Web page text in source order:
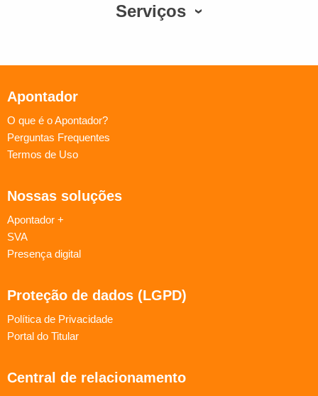
Serviços
Apontador
O que é o Apontador?
Perguntas Frequentes
Termos de Uso
Nossas soluções
Apontador +
SVA
Presença digital
Proteção de dados (LGPD)
Política de Privacidade
Portal do Titular
Central de relacionamento